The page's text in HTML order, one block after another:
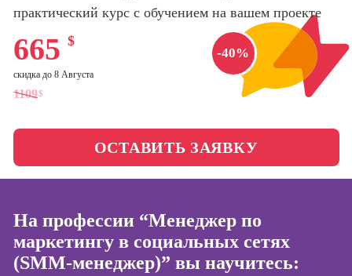
управления
Фотошкола
Школа медиа
Школа рисования
Онлайн-обучение
маркетингу в
социальных
сетях (SMM-
менеджер)
Профессия
таргетингу
Курсы
копирайтинга
Курсы по
практический курс с обучением на вашем проекте
-40%
1109$
665 $
скидка до 8 Августа
ОСТАВИТЬ ЗАЯВКУ
На профессии “Менеджер по
маркетингу в социальных сетях
(SMM-менеджер)” вы научитесь: